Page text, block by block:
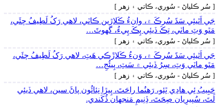
[ سُر ڪلياڻ - سُوري، ڪاتي ۽ زھر ]
جَي اَٿيئِي سَڌَ سُرڪَ ۾، وانءُ ڪَلاڙين ڪاٽي، لاھي رَکُ لَطِيفُ چئَي،
مَٿو وَٽِ ماٽي، تِڪَ ڏيئِي پِڪَ پِيءُ، گهوٽَ…
[ سُر ڪلياڻ - سُوري، ڪاتي ۽ زھر ]
جَي اَٿيئِي سَڌَ سُرڪَ ۾، وَنءُ ڪَلاڙَڪي ھَٽِ، لاھي رَکُ لَطِيفُ چئَي،
مَٿو ماٽي وَٽِ، سِرُ ڏيئِي ۾ سَٽِ، پِيئُجِ…
[ سُر ڪلياڻ - سُوري، ڪاتي ۽ زھر ]
حَبِيبُ ئِي ھادِي ٿِئو، رَھنُما راحَتَ، پِيڙا نِئائُون پاڻَ سين، لاھي ڏيئِي
لَتَ، سُپيرِيان صِحَتَ، ڏِنِيمِ مَنجهان ڏُکَندي.